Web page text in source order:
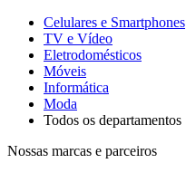
Celulares e Smartphones
TV e Vídeo
Eletrodomésticos
Móveis
Informática
Moda
Todos os departamentos
Nossas marcas e parceiros